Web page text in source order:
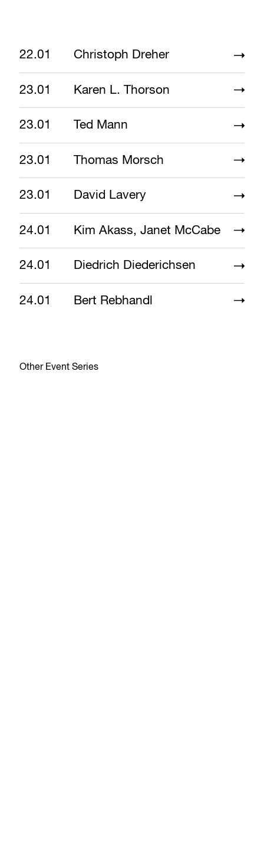
22.01 Christoph Dreher
23.01 Karen L. Thorson
23.01 Ted Mann
23.01 Thomas Morsch
23.01 David Lavery
24.01 Kim Akass, Janet McCabe
24.01 Diedrich Diederichsen
24.01 Bert Rebhandl
Other Event Series